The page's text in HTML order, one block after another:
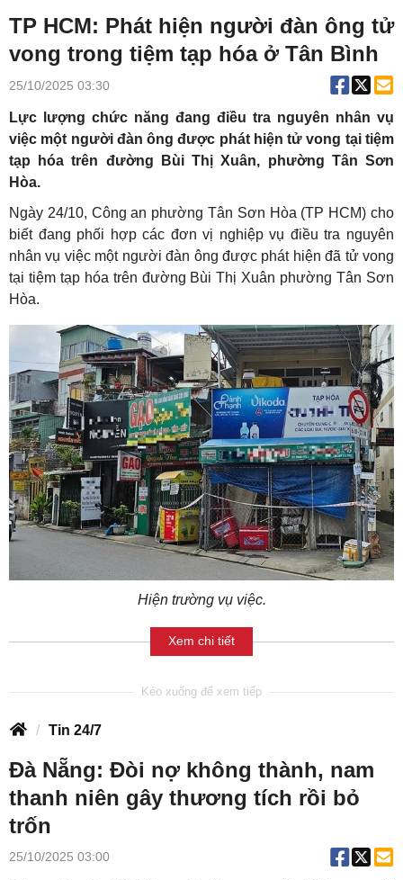
TP HCM: Phát hiện người đàn ông tử
vong trong tiệm tạp hóa ở Tân Bình
25/10/2025 03:30
Lực lượng chức năng đang điều tra nguyên nhân vụ
việc một người đàn ông được phát hiện tử vong tại tiệm
tạp hóa trên đường Bùi Thị Xuân, phường Tân Sơn
Hòa.
Ngày 24/10, Công an phường Tân Sơn Hòa (TP HCM) cho
biết đang phối hợp các đơn vị nghiệp vụ điều tra nguyên
nhân vụ việc một người đàn ông được phát hiện đã tử vong
tại tiệm tạp hóa trên đường Bùi Thị Xuân phường Tân Sơn
Hòa.
Hiện trường vụ việc.
Xem chi tiết
Tin 24/7
Đà Nẵng: Đòi nợ không thành, nam
thanh niên gây thương tích rồi bỏ
trốn
25/10/2025 03:00